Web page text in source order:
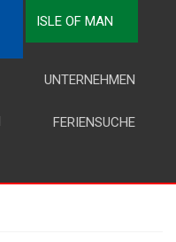
ISLE OF MAN
UNTERNEHMEN
FERIENSUCHE